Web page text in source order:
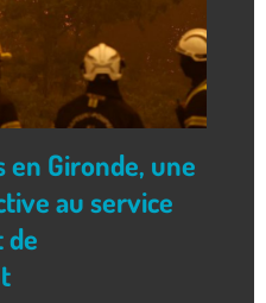
en Gironde, une
au service
de